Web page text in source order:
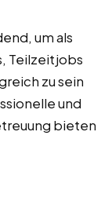
um als
Teilzeitjobs
zu sein
und
bieten